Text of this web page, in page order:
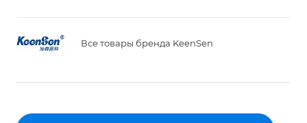
Все товары бренда KeenSen